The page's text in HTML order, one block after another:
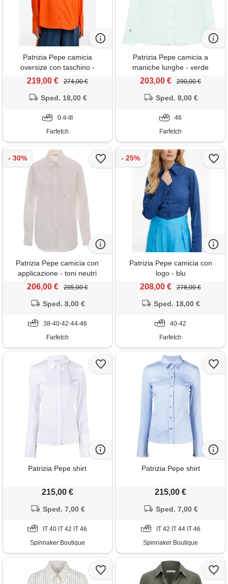
Patrizia Pepe camicia
oversize con taschino -
arancione
219,00 € 274,00 €
Sped. 18,00 €
0-II-III
Farfetch
Patrizia Pepe camicia a
maniche lunghe - verde
203,00 € 290,00 €
Sped. 8,00 €
46
Farfetch
Patrizia Pepe camicia con
applicazione - toni neutri
206,00 € 295,00 €
Sped. 8,00 €
38-40-42-44-46
Farfetch
Patrizia Pepe camicia con
logo - blu
208,00 € 278,00 €
Sped. 18,00 €
40-42
Farfetch
Patrizia Pepe shirt
215,00 €
Sped. 7,00 €
IT 40 IT 42 IT 46
Spinnaker Boutique
Patrizia Pepe shirt
215,00 €
Sped. 7,00 €
IT 42 IT 44 IT 46
Spinnaker Boutique